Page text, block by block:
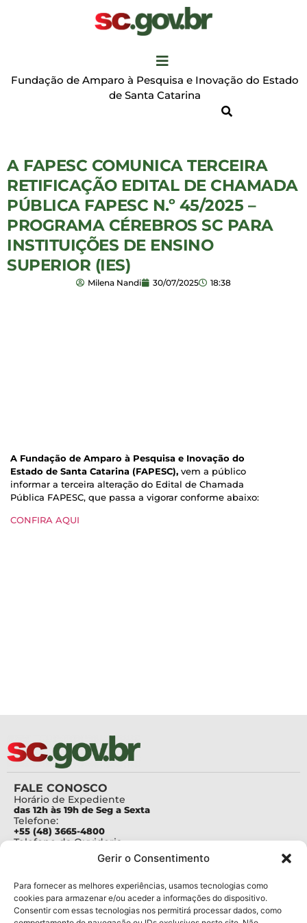
Gerir o Consentimento
Para fornecer as melhores experiências, usamos tecnologias como
cookies para armazenar e/ou aceder a informações do dispositivo.
Consentir com essas tecnologias nos permitirá processar dados, como
Fundação de Amparo à Pesquisa e Inovação do Estado
de Santa Catarina
A FAPESC COMUNICA TERCEIRA
RETIFICAÇÃO EDITAL DE CHAMADA
PÚBLICA FAPESC N.º 45/2025 –
PROGRAMA CÉREBROS SC PARA
INSTITUIÇÕES DE ENSINO
SUPERIOR (IES)
Milena Nandi 30/07/2025 18:38
A Fundação de Amparo à Pesquisa e Inovação do
Estado de Santa Catarina (FAPESC), vem a público
informar a terceira alteração do Edital de Chamada
Pública FAPESC, que passa a vigorar conforme abaixo:
CONFIRA AQUI
FALE CONOSCO
Horário de Expediente
das 12h às 19h de Seg a Sexta
Telefone:
+55 (48) 3665-4800
Telefone da Ouvidoria
Para assuntos relacionados à Pesquisa
pesquisa@fapesc.sc.gov.br
Para assuntos relacionados à Inovação
inovacao@fapesc.sc.gov.br